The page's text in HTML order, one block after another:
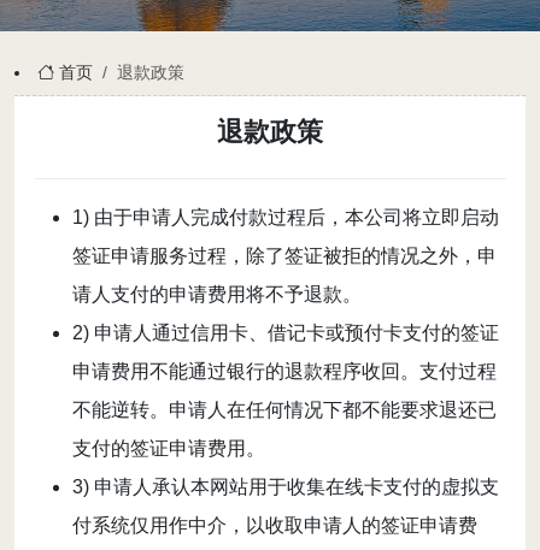
首页 退款政策
退款政策
1) 由于申请人完成付款过程后，本公司将立即启动
签证申请服务过程，除了签证被拒的情况之外，申
请人支付的申请费用将不予退款。
2) 申请人通过信用卡、借记卡或预付卡支付的签证
申请费用不能通过银行的退款程序收回。支付过程
不能逆转。申请人在任何情况下都不能要求退还已
支付的签证申请费用。
3) 申请人承认本网站用于收集在线卡支付的虚拟支
付系统仅用作中介，以收取申请人的签证申请费